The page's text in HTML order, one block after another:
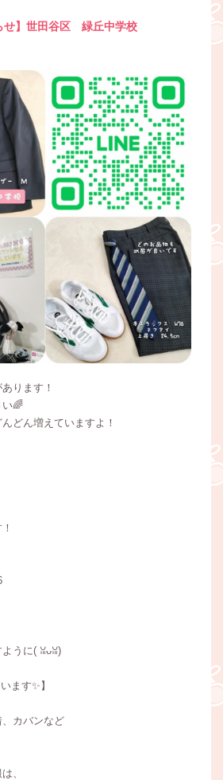
せ】世田谷区 緑丘中学校
ります！
い🌈
どん増えていますよ！
うに(⁠ ⁠ꈍ⁠ᴗ⁠ꈍ⁠)
ます✨】
カバンなど
、